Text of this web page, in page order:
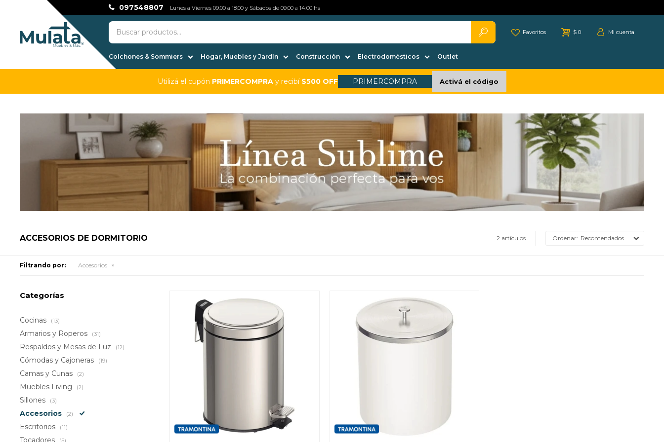
Colchones & Sommiers Hogar, Muebles y Jardín Construcción Electrodomésticos Outlet
$ 0
Favoritos
097548807 Lunes a Viernes 09:00 a 18:00 y Sábados de 09:00 a 14:00 hs
Utilizá el cupón PRIMERCOMPRA y recibí $500 OFF PRIMERCOMPRA Activá el código
ACCESORIOS DE DORMITORIO 2 artículos Recomendados
Filtrando por: Accesorios
Categorías
Cocinas (13)
Armarios y Roperos (31)
Respaldos y Mesas de Luz (12)
Cómodas y Cajoneras (19)
Camas y Cunas (2)
Muebles Living (2)
Sillones (3)
Accesorios (2)
Escritorios (11)
Tocadores (5)